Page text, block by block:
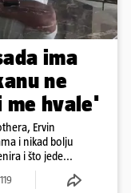
ima
ne
me hvale'
Ervin
i nikad bolju
i što jede...
119